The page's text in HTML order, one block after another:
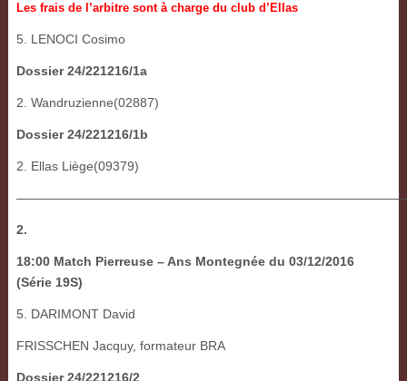
Les frais de l’arbitre sont à charge du club d’Ellas
5. LENOCI Cosimo
Dossier 24/221216/1a
2. Wandruzienne(02887)
Dossier 24/221216/1b
2. Ellas Liège(09379)
2.
18:00 Match Pierreuse – Ans Montegnée du 03/12/2016
(Série 19S)
5. DARIMONT David
FRISSCHEN Jacquy, formateur BRA
Dossier 24/221216/2